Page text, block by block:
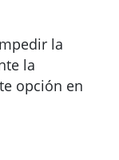
la
la
opción en